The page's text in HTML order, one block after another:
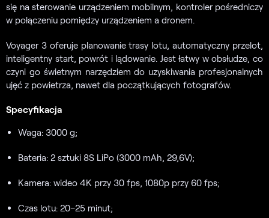
się na sterowanie urządzeniem mobilnym, kontroler pośredniczy
w połączeniu pomiędzy urządzeniem a dronem.
Voyager 3 oferuje planowanie trasy lotu, automatyczny przelot,
inteligentny start, powrót i lądowanie. Jest łatwy w obsłudze, co
czyni go świetnym narzędziem do uzyskiwania profesjonalnych
ujęć z powietrza, nawet dla początkujących fotografów.
Specyfikacja
Waga: 3000 g;
Bateria: 2 sztuki 8S LiPo (3000 mAh, 29,6V);
Kamera: wideo 4K przy 30 fps, 1080p przy 60 fps;
Czas lotu: 20–25 minut;